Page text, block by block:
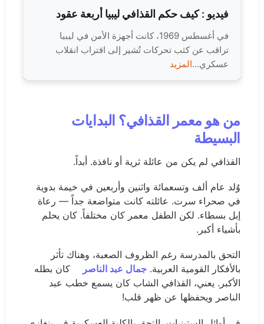
فيديو :كيف حكم القذافي ليبيا أربعة عقود
في أغسطس 1969، كانت أجهزة الأمن في ليبيا
تراقب عن كثب تحركات تُشير إلى اقتراب انقلاب
عسكري...المزيد
من هو معمر القذافي؟ البدايات
البسيطة
القذافي لم يكن من عائلة ثرية أو نافذة. أبداً.
وُلد عام ألف وتسعمائة واثنين وأربعين في خيمة بدوية
في صحراء سرت. عائلته كانت متواضعة جداً — رعاة
إبل بسطاء. لكن الطفل معمر كان مختلفاً. كان يحلم
بأشياء أكبر.
التحق بالمدرسة رغم الظروف الصعبة، وهناك تأثر
بالأفكار القومية العربية. جمال عبد الناصر
كان بطله
الأكبر. يعني، القذافي الشاب كان يسمع خطب عبد
الناصر ويحفظها عن ظهر قلب!